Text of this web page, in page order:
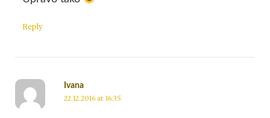
Reply
Ivana
22.12.2016 at 16:35